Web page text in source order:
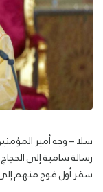
سلا – وجه أمير
سفر أول فوج منهم إلى